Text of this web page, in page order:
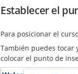
Establecer el
Para posicionar el
También puedes tocar
colocar el punto de